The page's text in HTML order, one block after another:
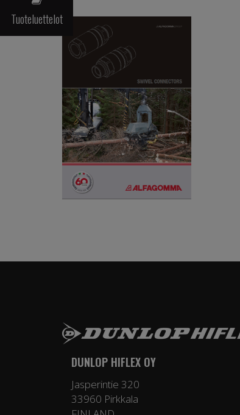
Tuoteluettelot
DUNLOP HIFLEX OY
Jasperintie 320
33960 Pirkkala